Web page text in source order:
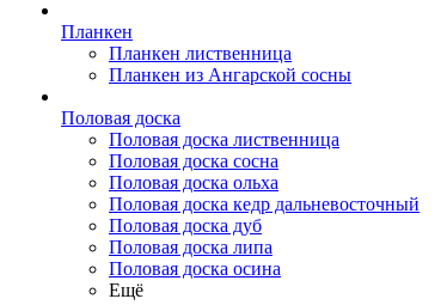
Планкен
Планкен лиственница
Планкен из Ангарской сосны
Половая доска
Половая доска лиственница
Половая доска сосна
Половая доска ольха
Половая доска кедр дальневосточный
Половая доска дуб
Половая доска липа
Половая доска осина
Ещё